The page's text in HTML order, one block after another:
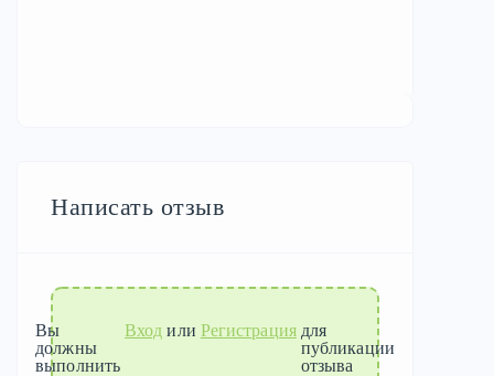
Написать отзыв
Вы
должны
выполнить
Вход или Регистрация для
публикации
отзыва